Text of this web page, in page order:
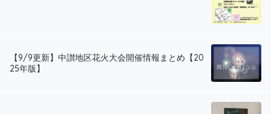
【9/9更新】中讃地区花火大会開催情報まとめ【20
25年版】